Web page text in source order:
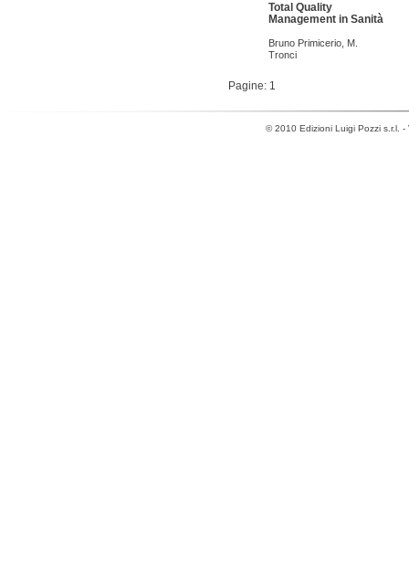
Total Quality
Management in Sanità
Bruno Primicerio, M.
Tronci
Pagine: 1
© 2010 Edizioni Luigi Pozzi s.r.l.